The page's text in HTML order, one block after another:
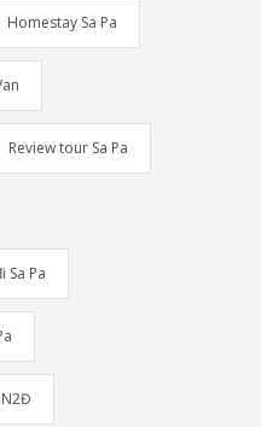
Homestay Sa Pa
Review tour Sa Pa
Sa Pa